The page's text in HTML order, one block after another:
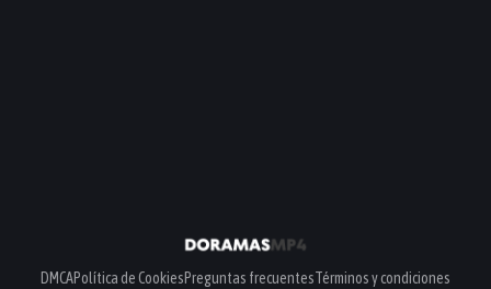
DMCAPolítica de CookiesPreguntas frecuentesTérminos y condiciones